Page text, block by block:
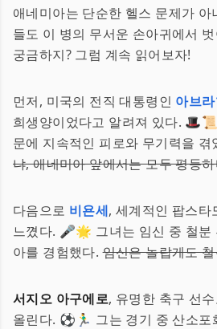
애네미아는 단순한 헬스 문제가
들도 이 병의 무서운 손아귀에서
궁금하지? 그럼 계속 읽어보자!
먼저, 미국의 전직 대통령인 아브
희생양이었다고 알려져 있다.
문에 지속적인 피로와 무기력을
냐, 애네미아 앞에서는 모두 평등
다음으로 비욘세, 세계적인 팝스타
느꼈다. 🎤🌟 그녀는 임신 중 철분
아를 경험했다.임신은 놀랍게도
서지오 아구에로, 유명한 축구 선
올린다. ⚽️🏃‍♂️ 그는 경기 중 산소